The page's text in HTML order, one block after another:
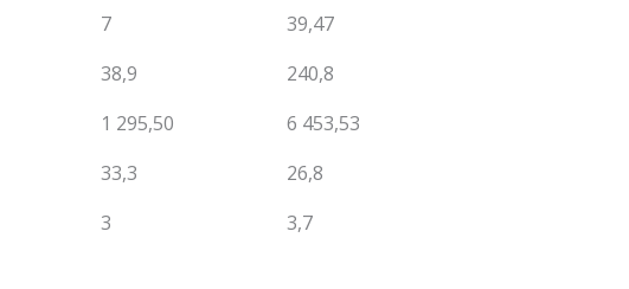
7
39,47
38,9
240,8
1 295,50
6 453,53
33,3
26,8
3 3,7